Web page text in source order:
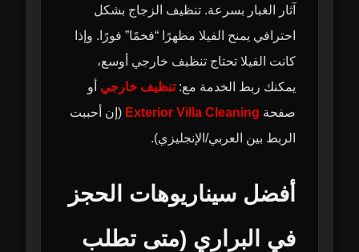
آثار الغبار بسرعة. تنظيف الزجاج بشكل
احترافي يمنح الفيلا مظهرًا “فخمًا” فورًا. وإذا
كانت الفيلا تحتاج تنظيف خارجي أوسع،
يمكنك ربط الخدمة مع:تنظيف خارجي أو
صفحة Exterior Villa Cleaning (إن أحببت
الربط بين العربي/الإنجليزي).
أفضل سيناريوهات الحجز
في البراري (متى تطلب